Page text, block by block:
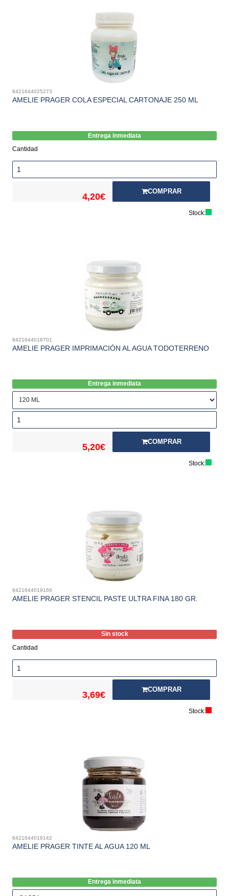
8421644025273
AMELIE PRAGER COLA ESPECIAL CARTONAJE 250 ML
Entrega inmediata
Cantidad
4,20€
COMPRAR
Stock:
8421644018701
AMELIE PRAGER IMPRIMACIÓN AL AGUA TODOTERRENO
Entrega inmediata
5,20€
COMPRAR
Stock:
8421644019166
AMELIE PRAGER STENCIL PASTE ULTRA FINA 180 GR.
Sin stock
Cantidad
3,69€
COMPRAR
Stock:
8421644019142
AMELIE PRAGER TINTE AL AGUA 120 ML
Entrega inmediata